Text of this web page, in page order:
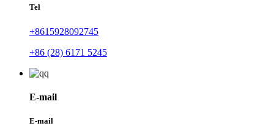
Tel
+8615928092745
+86 (28) 6171 5245
E-mail
E-mail